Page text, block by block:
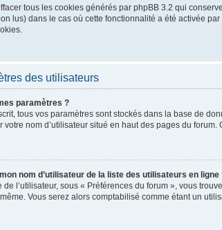
tous les cookies générés par phpBB 3.2 qui
lus) dans le cas où cette fonctionnalité a été activée
des utilisateurs
paramètres ?
tous vos paramètres sont stockés dans la base de
nom d’utilisateur situé en haut des pages du
nom d’utilisateur de la liste des utilisateurs en ligne
l’utilisateur, sous « Préférences du forum », vous
Vous serez alors comptabilisé comme étant un